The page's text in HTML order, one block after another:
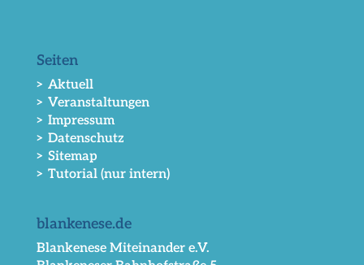
Seiten
> Aktuell
> Veranstaltungen
> Impressum
> Datenschutz
> Sitemap
> Tutorial (nur intern)
blankenese.de
Blankenese Miteinander e.V.